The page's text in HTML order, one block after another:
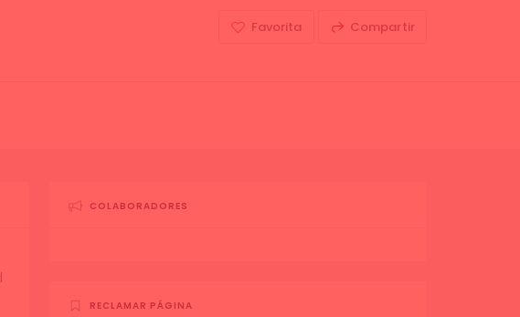
Favorita Compartir
COLABORADORES
RECLAMAR PÁGINA